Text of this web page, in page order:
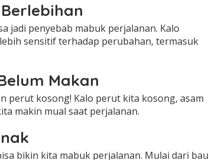
jadi penyebab mabuk perjalanan. Kalo
sensitif terhadap perubahan, termasuk
Makan
perut kosong! Kalo perut kita kosong, asam
makin mual saat perjalanan.
bikin kita mabuk perjalanan. Mulai dari bau